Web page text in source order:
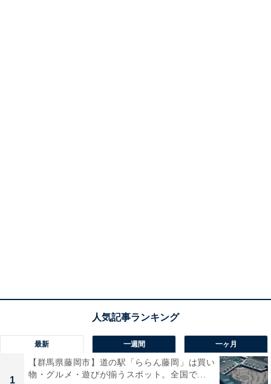
最新 一週間 一ヶ月
1
【群馬県藤岡市】道の駅「ららん藤岡」は買い
物・グルメ・遊びが揃うスポット。全国で...